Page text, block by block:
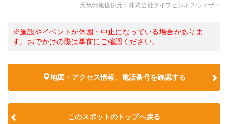
天気情報提供元：株式会社ライフビジネスウェザー
※施設やイベントが休園・中止になっている場合がありま
す。おでかけの際は事前にご確認ください。
地図・アクセス情報、電話番号を確認する
このスポットのトップへ戻る